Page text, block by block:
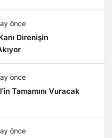
önce
Direnişin
önce
Tamamını Vuracak
önce